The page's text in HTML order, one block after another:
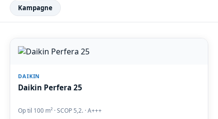
Kampagne
DAIKIN
Daikin Perfera 25
Op til 100 m² · SCOP 5,2. · A+++